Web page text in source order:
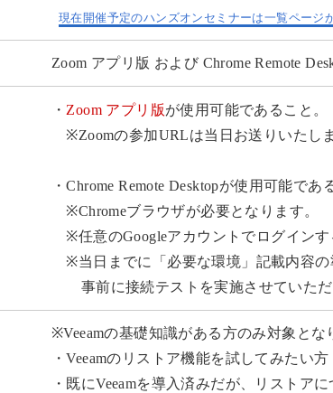
現在開催予定のハンズオンセミナーは一覧ページ
Zoom アプリ版 および Chrome Remote
・ Zoom アプリ版が使用可能であること。
※Zoomの参加URLは当日お送りいたしま
・Chrome Remote Desktopが使用可能であ
※Chromeブラウザが必要となります。
※任意のGoogleアカウントでログインす
※当日までに「必要な環境」記載内容の
事前に接続テストを実施させていただ
※Veeamの基礎知識がある方のみ対象とな
・Veeamのリストア機能を試してみたい方
・既にVeeamを導入済みだが、リストア